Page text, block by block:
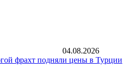
04.08.2026
фрахт подняли цены в Турции